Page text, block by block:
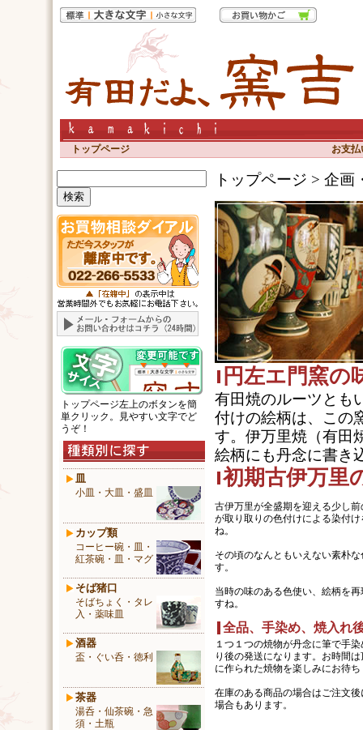
トップページ お支
トップページ左上のボタンを簡
単クリック。見やすい文字でど
うぞ！
皿
小皿・大皿・盛皿
カップ類
コーヒー碗・皿・
紅茶碗・皿・マグ
そば猪口
そばちょく・タレ
入・薬味皿
酒器
盃・ぐい呑・徳利
茶器
湯呑・仙茶碗・急
須・土瓶
トップページ > 企画
円左エ門窯の
有田焼のルーツとも
付けの絵柄は、この
す。伊万里焼（有田
絵柄にも丹念に書き
初期古伊万里
古伊万里が全盛期を迎える少し
が取り取りの色付けによる染付
ね。
その頃のなんともいえない素朴
す。
当時の味のある色使い、絵柄を
すね。
全品、手染め、焼入れ
１つ１つの焼物が丹念に筆で手
り後の発送になります。お時間
に作られた焼物を楽しみにお待
在庫のある商品の場合はご注文
場合もあります。